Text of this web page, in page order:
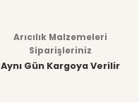
Arıcılık Malzemeleri
Siparişleriniz
Aynı Gün Kargoya Verilir